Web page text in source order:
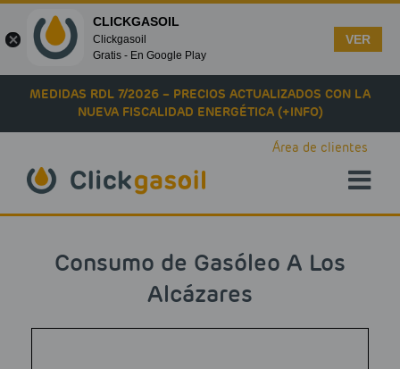
Skip to main content
MEDIDAS RDL 7/2026 – PRECIOS ACTUALIZADOS CON LA
NUEVA FISCALIDAD ENERGÉTICA (+INFO)
Área de clientes
Consumo de Gasóleo A Los
Alcázares
CLICKGASOIL
Clickgasoil
Gratis - En Google Play
VER